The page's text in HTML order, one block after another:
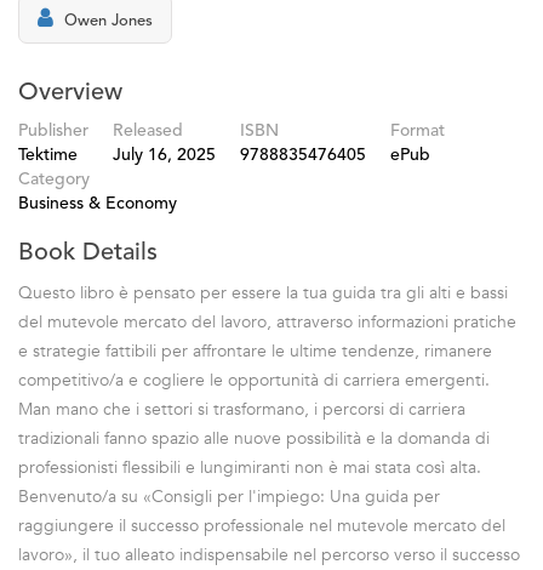
Owen Jones
Overview
Publisher
Tektime
Released
July 16, 2025
ISBN
9788835476405
Format
ePub
Category
Business & Economy
Book Details
Questo libro è pensato per essere la tua guida tra gli alti e bassi
del mutevole mercato del lavoro, attraverso informazioni pratiche
e strategie fattibili per affrontare le ultime tendenze, rimanere
competitivo/a e cogliere le opportunità di carriera emergenti.
Man mano che i settori si trasformano, i percorsi di carriera
tradizionali fanno spazio alle nuove possibilità e la domanda di
professionisti flessibili e lungimiranti non è mai stata così alta.
Benvenuto/a su «Consigli per l'impiego: Una guida per
raggiungere il successo professionale nel mutevole mercato del
lavoro», il tuo alleato indispensabile nel percorso verso il successo